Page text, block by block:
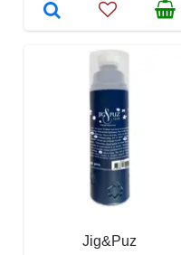
Jig&Puz